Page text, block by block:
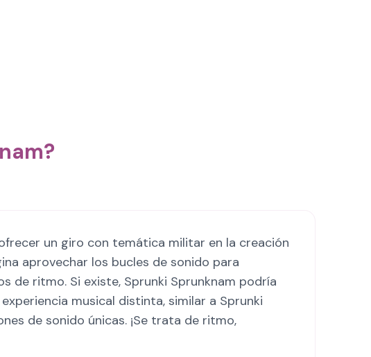
un giro con temática militar en la creación
aprovechar los bucles de sonido para
de ritmo. Si existe, Sprunki Sprunknam podría
musical distinta, similar a Sprunki
de sonido únicas. ¡Se trata de ritmo,